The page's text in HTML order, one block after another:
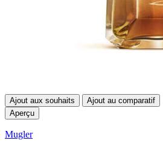
Ajout aux souhaits
Ajout au comparatif
Aperçu
Mugler